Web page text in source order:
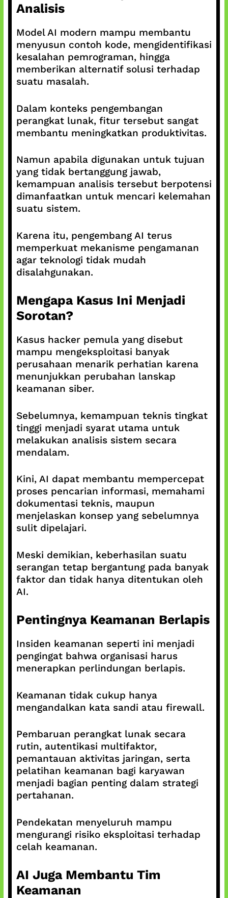
Analisis
Model AI modern mampu membantu
menyusun contoh kode, mengidentifikasi
kesalahan pemrograman, hingga
memberikan alternatif solusi terhadap
suatu masalah.
Dalam konteks pengembangan
perangkat lunak, fitur tersebut sangat
membantu meningkatkan produktivitas.
Namun apabila digunakan untuk tujuan
yang tidak bertanggung jawab,
kemampuan analisis tersebut berpotensi
dimanfaatkan untuk mencari kelemahan
suatu sistem.
Karena itu, pengembang AI terus
memperkuat mekanisme pengamanan
agar teknologi tidak mudah
disalahgunakan.
Mengapa Kasus Ini Menjadi
Sorotan?
Kasus hacker pemula yang disebut
mampu mengeksploitasi banyak
perusahaan menarik perhatian karena
menunjukkan perubahan lanskap
keamanan siber.
Sebelumnya, kemampuan teknis tingkat
tinggi menjadi syarat utama untuk
melakukan analisis sistem secara
mendalam.
Kini, AI dapat membantu mempercepat
proses pencarian informasi, memahami
dokumentasi teknis, maupun
menjelaskan konsep yang sebelumnya
sulit dipelajari.
Meski demikian, keberhasilan suatu
serangan tetap bergantung pada banyak
faktor dan tidak hanya ditentukan oleh
AI.
Pentingnya Keamanan Berlapis
Insiden keamanan seperti ini menjadi
pengingat bahwa organisasi harus
menerapkan perlindungan berlapis.
Keamanan tidak cukup hanya
mengandalkan kata sandi atau firewall.
Pembaruan perangkat lunak secara
rutin, autentikasi multifaktor,
pemantauan aktivitas jaringan, serta
pelatihan keamanan bagi karyawan
menjadi bagian penting dalam strategi
pertahanan.
Pendekatan menyeluruh mampu
mengurangi risiko eksploitasi terhadap
celah keamanan.
AI Juga Membantu Tim
Keamanan